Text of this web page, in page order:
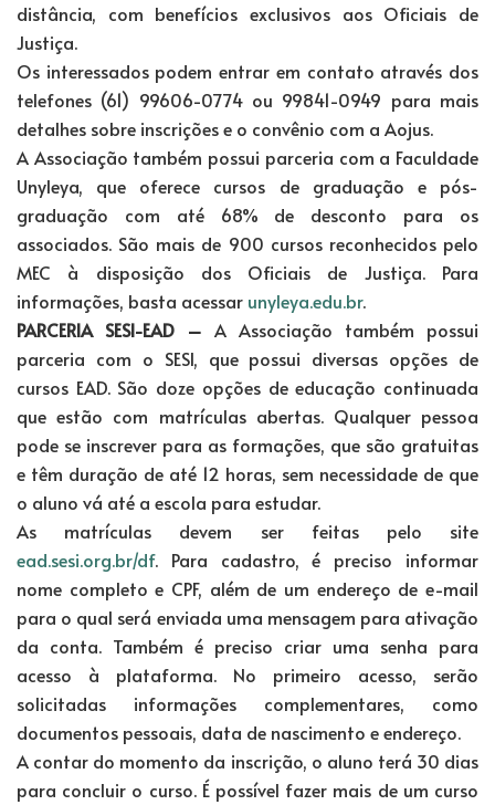
distância, com benefícios exclusivos aos Oficiais de
Justiça.
Os interessados podem entrar em contato através dos
telefones (61) 99606-0774 ou 99841-0949 para mais
detalhes sobre inscrições e o convênio com a Aojus.
A Associação também possui parceria com a Faculdade
Unyleya, que oferece cursos de graduação e pós-
graduação com até 68% de desconto para os
associados. São mais de 900 cursos reconhecidos pelo
MEC à disposição dos Oficiais de Justiça. Para
informações, basta acessar unyleya.edu.br.
PARCERIA SESI-EAD – A Associação também possui
parceria com o SESI, que possui diversas opções de
cursos EAD. São doze opções de educação continuada
que estão com matrículas abertas. Qualquer pessoa
pode se inscrever para as formações, que são gratuitas
e têm duração de até 12 horas, sem necessidade de que
o aluno vá até a escola para estudar.
As matrículas devem ser feitas pelo site
ead.sesi.org.br/df. Para cadastro, é preciso informar
nome completo e CPF, além de um endereço de e-mail
para o qual será enviada uma mensagem para ativação
da conta. Também é preciso criar uma senha para
acesso à plataforma. No primeiro acesso, serão
solicitadas informações complementares, como
documentos pessoais, data de nascimento e endereço.
A contar do momento da inscrição, o aluno terá 30 dias
para concluir o curso. É possível fazer mais de um curso